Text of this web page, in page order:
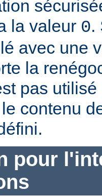
la valeur 0.
avec une
la
pas
contenu
pour